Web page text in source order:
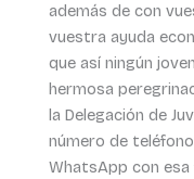
además de con
vuestra ayuda
que así ningún
hermosa
la Delegación de
número de
WhatsApp con esa